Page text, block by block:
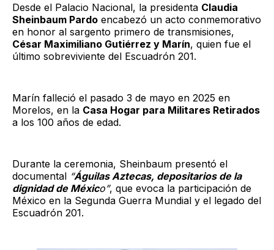
Desde el Palacio Nacional, la presidenta Claudia
Sheinbaum Pardo encabezó un acto conmemorativo
en honor al sargento primero de transmisiones,
César Maximiliano Gutiérrez y Marín, quien fue el
último sobreviviente del Escuadrón 201.
Marín falleció el pasado 3 de mayo en 2025 en
Morelos, en la Casa Hogar para Militares Retirados
a los 100 años de edad.
Durante la ceremonia, Sheinbaum presentó el
documental “Águilas Aztecas, depositarios de la
dignidad de México”, que evoca la participación de
México en la Segunda Guerra Mundial y el legado del
Escuadrón 201.